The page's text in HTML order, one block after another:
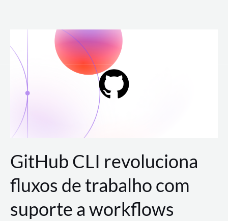
para
conteúdo
GitHub CLI revoluciona
fluxos de trabalho com
suporte a workflows